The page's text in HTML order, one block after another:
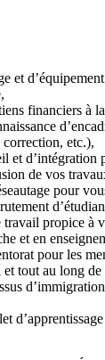
et
financiers à
correction, etc.),
et d’intégration
de vos
pour
propice à
et en
pour les
et tout au long de